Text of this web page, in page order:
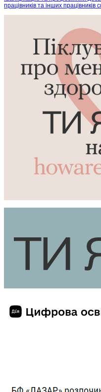
працівників та інших